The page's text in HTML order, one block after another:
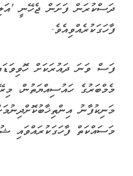
ދަސްކުރަން ފަށަން ޖެހޭނީ
ފާހަގަކުރެއްވިއެވެ.
ފަސް ވަނަ ދައުރަކަށް
މެމްބަރުގެ ހައުސިއްޔަތުން،
މަނިކުފާނު
މަސައްކަތް ފާހަގަކުރައްވައި